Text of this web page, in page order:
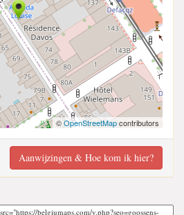
©OpenStreetMapcontributors
Aanwijzingen & Hoe kom ik hier?